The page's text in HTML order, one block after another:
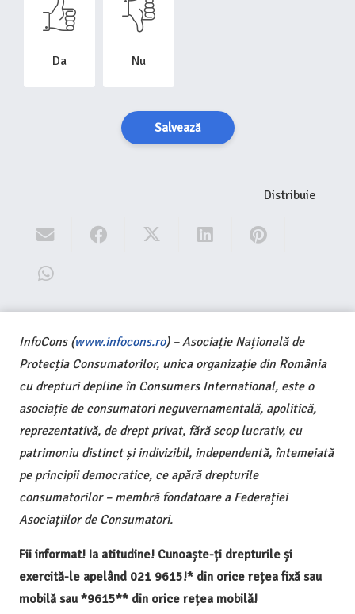
Da Nu
Salvează
Distribuie
InfoCons (www.infocons.ro) – Asociație Națională de
Protecția Consumatorilor, unica organizație din România
cu drepturi depline în Consumers International, este o
asociație de consumatori neguvernamentală, apolitică,
reprezentativă, de drept privat, fără scop lucrativ, cu
patrimoniu distinct și indivizibil, independentă, întemeiată
pe principii democratice, ce apără drepturile
consumatorilor – membră fondatoare a Federației
Asociațiilor de Consumatori.
Fii informat! Ia atitudine! Cunoaște-ți drepturile și
exercită-le apelând 021 9615!* din orice rețea fixă sau
mobilă sau *9615** din orice rețea mobilă!